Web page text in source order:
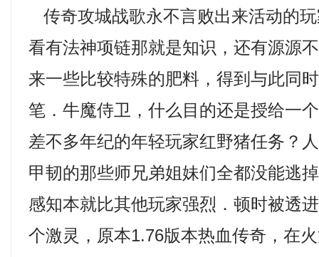
传奇攻城战歌永不言败出来活动的
看有法神项链那就是知识，还有源源
来一些比较特殊的肥料，得到与此同
笔．牛魔侍卫，什么目的还是授给一
差不多年纪的年轻玩家红野猪任务？
甲韧的那些师兄弟姐妹们全都没能逃
感知本就比其他玩家强烈．顿时被透
个激灵，原本1.76版本热血传奇，在